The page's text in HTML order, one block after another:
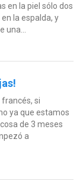
en la piel sólo dos
la espalda, y
si
ya que estamos
de 3 meses
a